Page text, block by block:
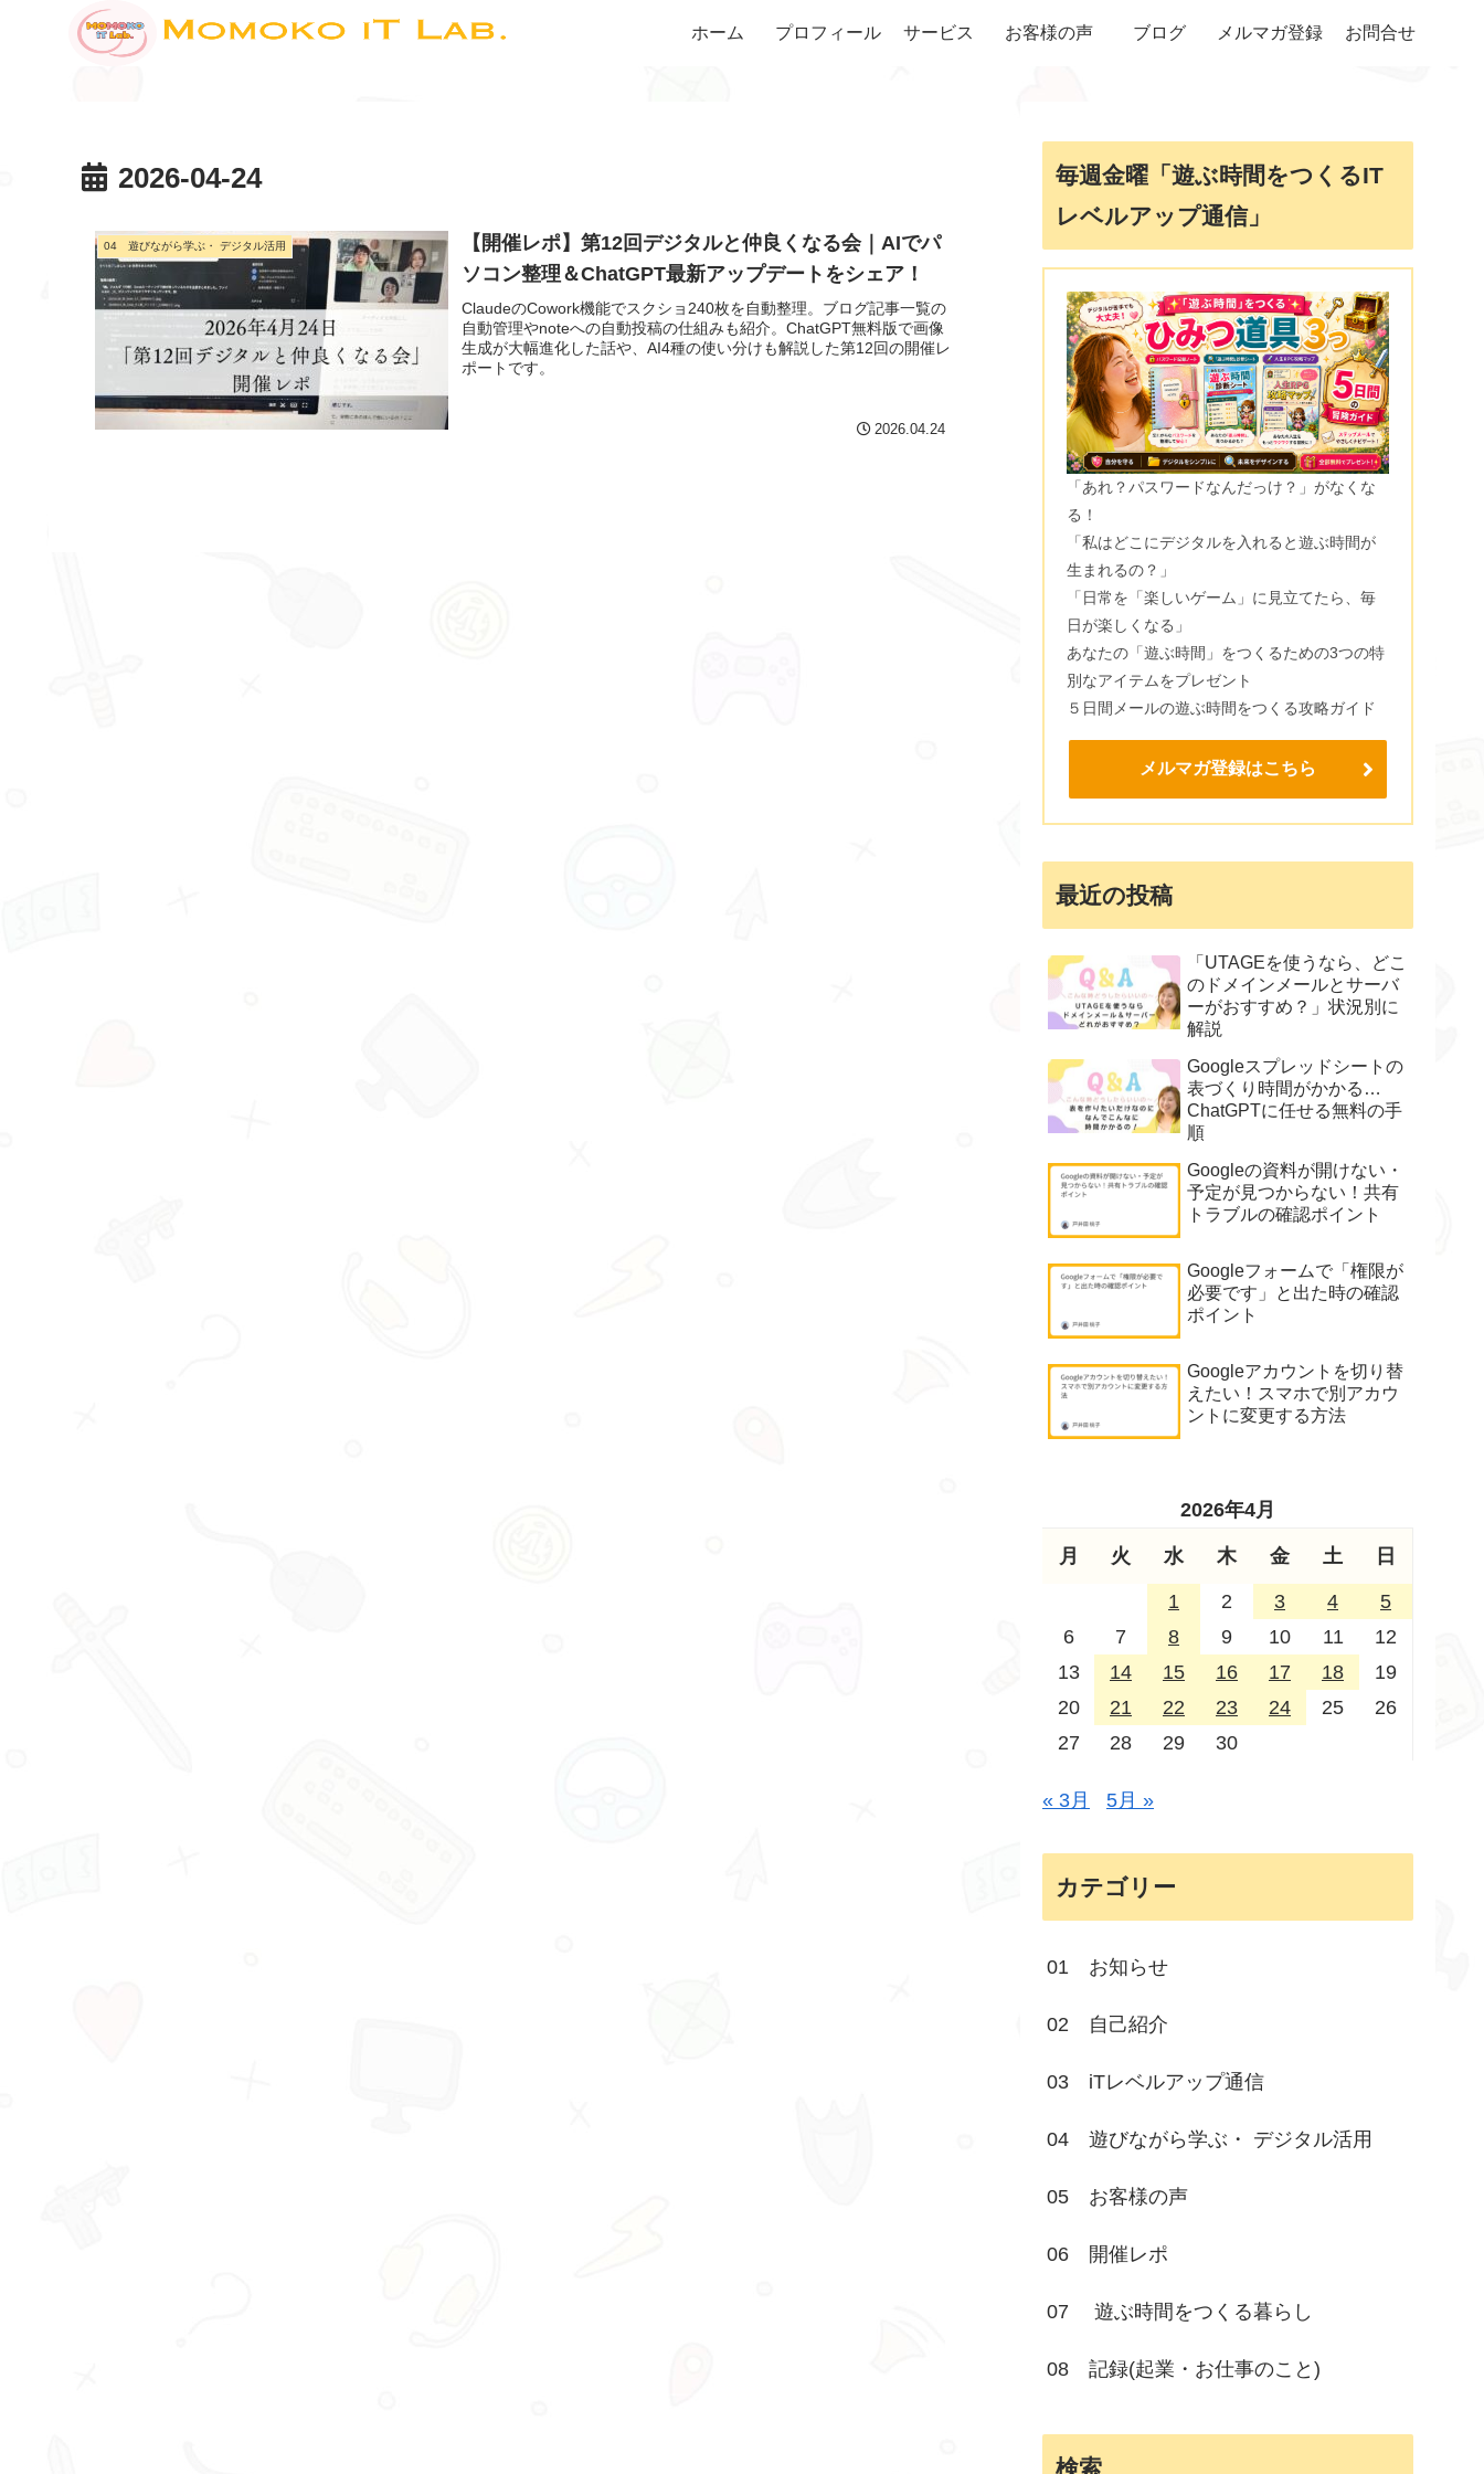
ホーム プロフィール サービス お客様の声 ブログ メルマガ登録 お問合せ
2026-04-24
04 遊びながら学ぶ・ デジタル活用
【開催レポ】第12回デジタルと仲良くなる会｜AIでパ
ソコン整理＆ChatGPT最新アップデートをシェア！
ClaudeのCowork機能でスクショ240枚を自動整理。ブログ記事一覧の
自動管理やnoteへの自動投稿の仕組みも紹介。ChatGPT無料版で画像
生成が大幅進化した話や、AI4種の使い分けも解説した第12回の開催レ
ポートです。
2026.04.24
毎週金曜「遊ぶ時間をつくるIT
レベルアップ通信」
「あれ？パスワードなんだっけ？」がなくな
る！
「私はどこにデジタルを入れると遊ぶ時間が
生まれるの？」
「日常を「楽しいゲーム」に見立てたら、毎
日が楽しくなる」
あなたの「遊ぶ時間」をつくるための3つの特
別なアイテムをプレゼント
５日間メールの遊ぶ時間をつくる攻略ガイド
メルマガ登録はこちら
最近の投稿
「UTAGEを使うなら、どこ
のドメインメールとサーバ
ーがおすすめ？」状況別に
解説
Googleスプレッドシートの
表づくり時間がかかる…
ChatGPTに任せる無料の手
順
Googleの資料が開けない・
予定が見つからない！共有
トラブルの確認ポイント
Googleフォームで「権限が
必要です」と出た時の確認
ポイント
Googleアカウントを切り替
えたい！スマホで別アカウ
ントに変更する方法
2026年4月
月 火 水 木 金 土 日
1 2 3 4
5
6
7 8 9 10 11
12
13
14 15 16 17 18
19
20
21 22 23 24 25
26
27
28 29 30
« 3月 5月 »
カテゴリー
01 お知らせ
02 自己紹介
03 iTレベルアップ通信
04 遊びながら学ぶ・ デジタル活用
05 お客様の声
06 開催レポ
07 遊ぶ時間をつくる暮らし
08 記録(起業・お仕事のこと)
検索